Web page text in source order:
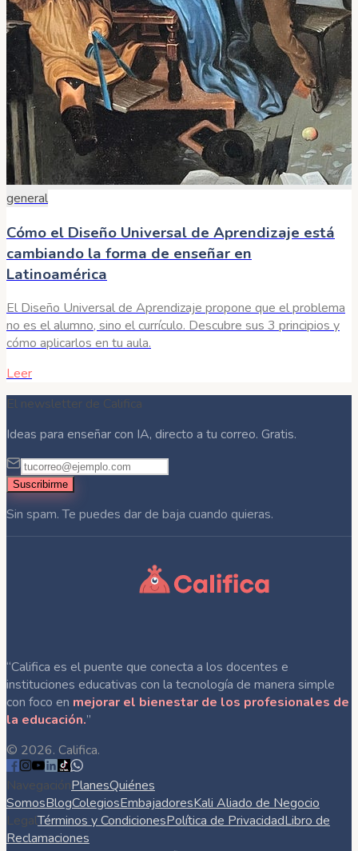
general
Cómo el Diseño Universal de Aprendizaje está
cambiando la forma de enseñar en
Latinoamérica
El Diseño Universal de Aprendizaje propone que el problema
no es el alumno, sino el currículo. Descubre sus 3 principios y
cómo aplicarlos en tu aula.
Leer
El newsletter de Califica
Ideas para enseñar con IA, directo a tu correo. Gratis.
Suscribirme
Sin spam. Te puedes dar de baja cuando quieras.
“Califica es el puente que conecta a los docentes e
instituciones educativas con la tecnología de manera simple
con foco en mejorar el bienestar de los profesionales de
la educación.”
© 2026. Califica.
NavegaciónPlanesQuiénes
SomosBlogColegiosEmbajadoresKali Aliado de Negocio
LegalTérminos y CondicionesPolítica de PrivacidadLibro de
Reclamaciones